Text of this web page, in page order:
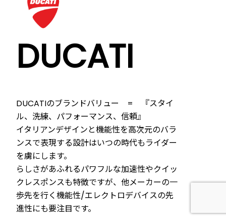
DUCATI
DUCATIのブランドバリュー = 『スタイ
ル、洗練、パフォーマンス、信頼』
イタリアンデザインと機能性を高次元のバラ
ンスで表現する設計はいつの時代もライダー
を虜にします。
らしさがあふれるパワフルな加速性やクイッ
クレスポンスも特徴ですが、他メーカーの一
歩先を行く機能性/エレクトロデバイスの先
進性にも要注目です。